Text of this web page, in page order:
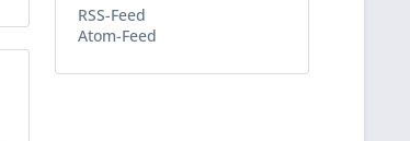
RSS-Feed
Atom-Feed